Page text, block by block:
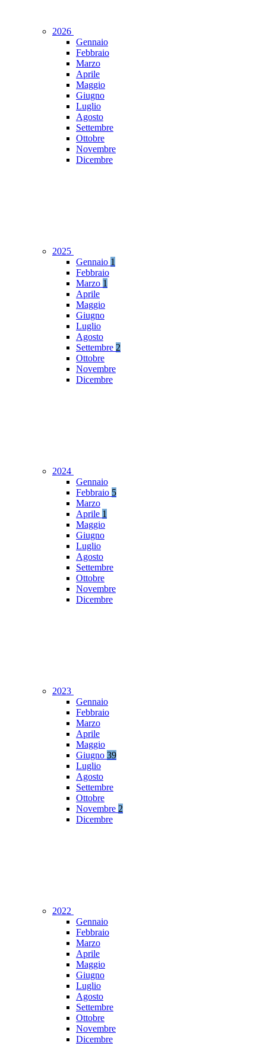
2026
Gennaio
Febbraio
Marzo
Aprile
Maggio
Giugno
Luglio
Agosto
Settembre
Ottobre
Novembre
Dicembre
2025
Gennaio 1
Febbraio
Marzo 1
Aprile
Maggio
Giugno
Luglio
Agosto
Settembre 2
Ottobre
Novembre
Dicembre
2024
Gennaio
Febbraio 5
Marzo
Aprile 1
Maggio
Giugno
Luglio
Agosto
Settembre
Ottobre
Novembre
Dicembre
2023
Gennaio
Febbraio
Marzo
Aprile
Maggio
Giugno 39
Luglio
Agosto
Settembre
Ottobre
Novembre 2
Dicembre
2022
Gennaio
Febbraio
Marzo
Aprile
Maggio
Giugno
Luglio
Agosto
Settembre
Ottobre
Novembre
Dicembre